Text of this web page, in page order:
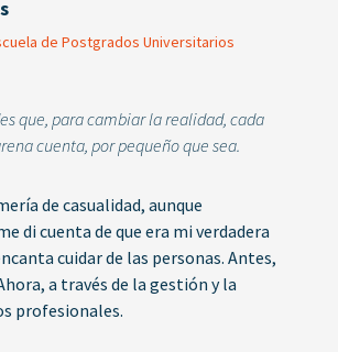
de Postgrados Universitarios
que, para cambiar la realidad, cada
cuenta, por pequeño que sea.
de casualidad, aunque
di cuenta de que era mi verdadera
cuidar de las personas. Antes,
a través de la gestión y la
profesionales.